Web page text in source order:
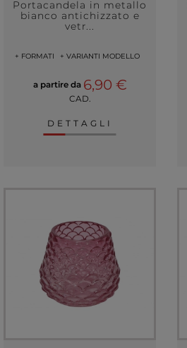
Portacandela in metallo
bianco antichizzato e
vetr...
+ FORMATI + VARIANTI MODELLO
a partire da 6,90 €
CAD.
DETTAGLI